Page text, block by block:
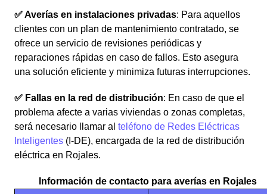
✅ Averías en instalaciones privadas: Para aquellos
clientes con un plan de mantenimiento contratado, se
ofrece un servicio de revisiones periódicas y
reparaciones rápidas en caso de fallos. Esto asegura
una solución eficiente y minimiza futuras interrupciones.
✅ Fallas en la red de distribución: En caso de que el
problema afecte a varias viviendas o zonas completas,
será necesario llamar al teléfono de Redes Eléctricas
Inteligentes (I-DE), encargada de la red de distribución
eléctrica en Rojales.
Información de contacto para averías en Rojales